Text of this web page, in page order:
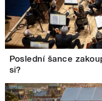
Poslední šance
si?